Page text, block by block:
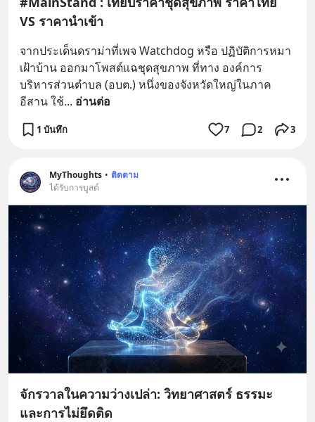
VS ราคานำเข้า
จากประเด็นดราม่าที่เพจ Watchdog หรือ ปฏิบัติการหมา
เฝ้าบ้าน ออกมาโพสต์แฉชุดสุขภาพ ที่ทาง องค์การ
บริหารส่วนตำบล (อบต.) หนึ่งของจังหวัดใหญ่ในภาค
อีสาน ใช้... อ่านต่อ
1 บันทึก 7 2 3
MyThoughts • ติดตาม
ได้รับการบูสต์
จักรวาลในความว่างเปล่า: วิทยาศาสตร์ ธรรมะ
และการไม่ยึดติด